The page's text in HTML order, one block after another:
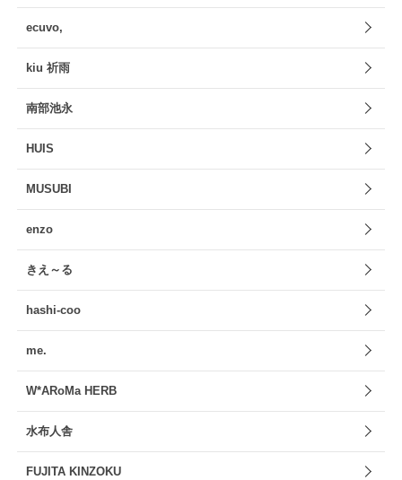
ecuvo,
kiu 祈雨
南部池永
HUIS
MUSUBI
enzo
きえ～る
hashi-coo
me.
W*ARoMa HERB
水布人舎
FUJITA KINZOKU